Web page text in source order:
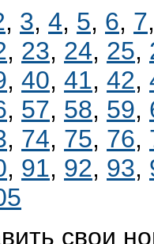
, 3, 4, 5, 6, 7
, 23, 24, 25,
, 40, 41, 42,
, 57, 58, 59,
, 74, 75, 76,
, 91, 92, 93,
свои